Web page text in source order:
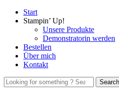
Start
Stampin’ Up!
Unsere Produkte
Demonstratorin werden
Bestellen
Über mich
Kontakt